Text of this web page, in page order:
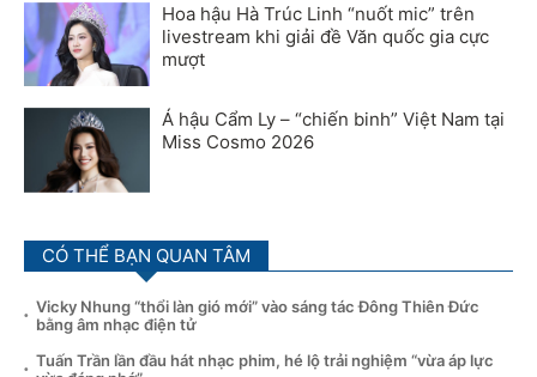
Hoa hậu Hà Trúc Linh “nuốt mic” trên
livestream khi giải đề Văn quốc gia cực
mượt
Á hậu Cẩm Ly – “chiến binh” Việt Nam tại
Miss Cosmo 2026
CÓ THỂ BẠN QUAN TÂM
Vicky Nhung “thổi làn gió mới” vào sáng tác Đông Thiên Đức
bằng âm nhạc điện tử
Tuấn Trần lần đầu hát nhạc phim, hé lộ trải nghiệm “vừa áp lực